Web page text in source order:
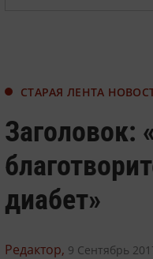
СТАРАЯ ЛЕНТА
Заголовок:
диабет»
Редактор, 9 Сентябрь